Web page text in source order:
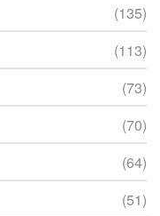
(135)
(113)
(73)
(70)
(64)
(51)